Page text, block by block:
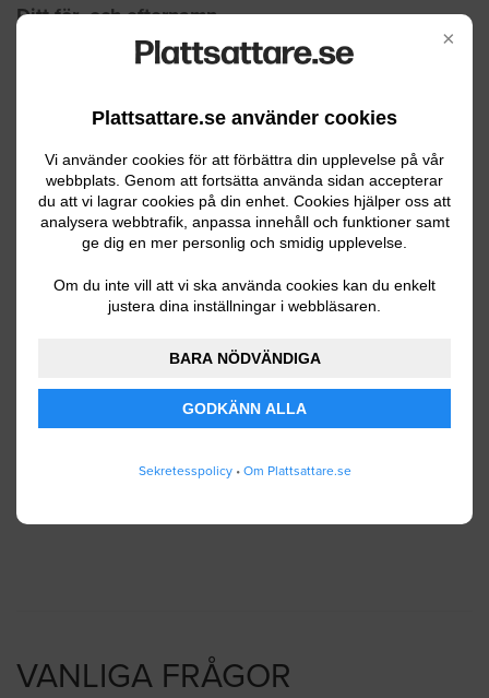
×
Plattsattare.se använder cookies
Vi använder cookies för att förbättra din upplevelse på vår
webbplats. Genom att fortsätta använda sidan accepterar
du att vi lagrar cookies på din enhet. Cookies hjälper oss att
analysera webbtrafik, anpassa innehåll och funktioner samt
ge dig en mer personlig och smidig upplevelse.
Om du inte vill att vi ska använda cookies kan du enkelt
justera dina inställningar i webbläsaren.
BARA NÖDVÄNDIGA
GODKÄNN ALLA
Sekretesspolicy• Om Plattsattare.se
Ditt för- och efternamn
Din e-postadress
Ditt telefonnummer
använder mina personuppgifter enligt
SKICKA IN
VANLIGA FRÅGOR